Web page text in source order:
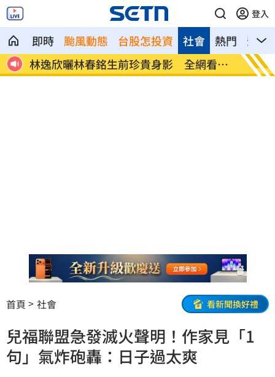
登入
即時 颱風動態 台股怎投資 熱門 影音
社會
林逸欣曬林春銘生前珍貴身影 全網看哭
了
新／
首頁 社會 看新聞換好禮
兒福聯盟急發滅火聲明！作家見「1
句」氣炸砲轟：日子過太爽